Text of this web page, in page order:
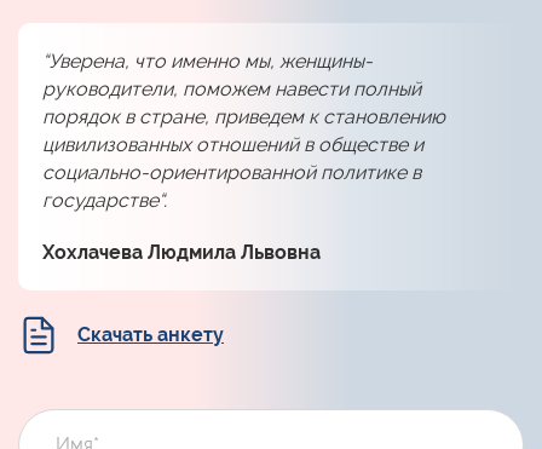
“Уверена, что именно мы, женщины-
руководители, поможем навести полный
порядок в стране, приведем к становлению
цивилизованных отношений в обществе и
социально-ориентированной политике в
государстве“.
Хохлачева Людмила Львовна
Скачать анкету